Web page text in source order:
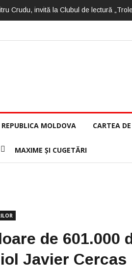
Crudu, invită la Clubul de lectură
MOLDOVA CARTEA
MAXIME ȘI CUGETĂRI
de 601.000
Javier Cercas